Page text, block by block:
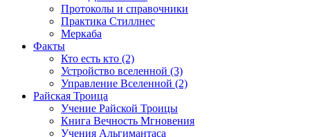
Протоколы и справочники
Практика Стиллнес
Меркаба
Факты
Кто есть кто (2)
Устройство вселенной (3)
Управление Вселенной (2)
Райская Троица
Учение Райской Троицы
Книга Вечность Мгновения
Учения Альгимантаса